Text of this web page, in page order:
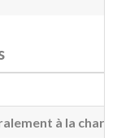
à la